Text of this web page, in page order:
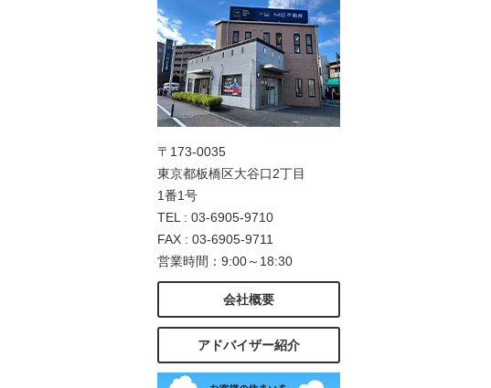
〒173-0035
東京都板橋区大谷口2丁目
1番1号
TEL : 03-6905-9710
FAX : 03-6905-9711
営業時間：9:00～18:30
会社概要
アドバイザー紹介